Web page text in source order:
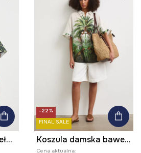
T-shirt damski bawełniany z elastanem z motywem roślinnym
-22%
FINAL SALE
Koszula damska bawełniana
Cena aktualna: